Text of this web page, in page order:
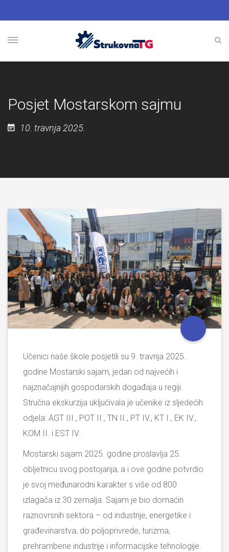
Posjet Mostarskom sajmu
10. travnja 2025.
Učenici naše škole posjetili su 9. travnja 2025.
godine Mostarski sajam, jedan od najvećih i
najznačajnijih gospodarskih događaja u regiji.
Stručna ekskurzija uključivala je učenike iz sljedećih
odjela: AGT III., POT II., TN II., PT IV., KT I., EK IV.,
KOM II. i EST IV.
Mostarski sajam 2025. godine proslavlja 25.
obljetnicu svog postojanja, a i ove godine potvrdio
je svoj međunarodni karakter s više od 800
izlagača iz 30 zemalja. Sajam je bio domaćin
raznovrsnih sektora – od industrije, energetike i
građevinarstva, do poljoprivrede, turizma,
prehrambene industrije i informacijske tehnologije.